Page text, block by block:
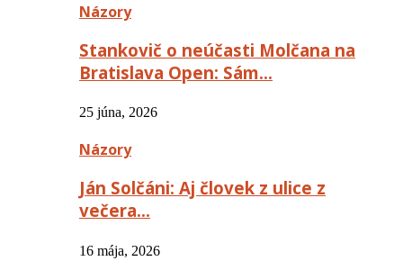
Názory
Stankovič o neúčasti Molčana na
Bratislava Open: Sám…
25 júna, 2026
Názory
Ján Solčáni: Aj človek z ulice z
večera…
16 mája, 2026